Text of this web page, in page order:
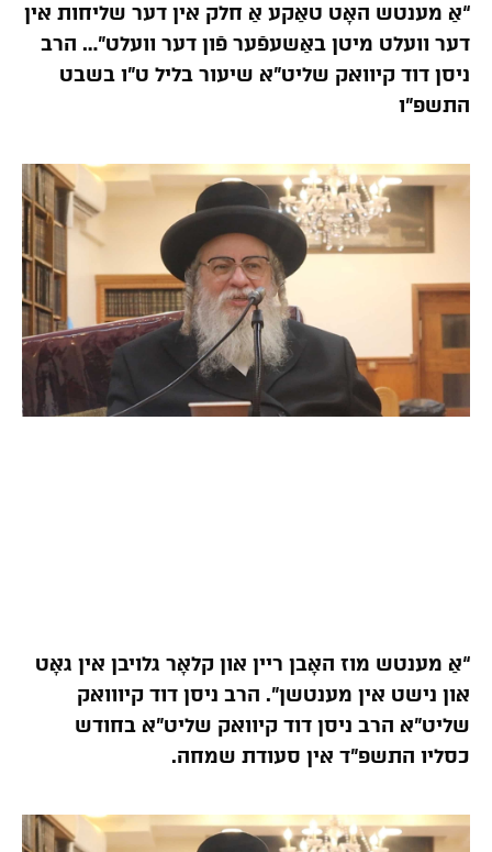
“אַ מענטש האָט טאַקע אַ חלק אין דער שליחות אין
דער וועלט מיטן באַשעפֿער פֿון דער וועלט”… הרב
ניסן דוד קיוואק שליט”א שיעור בליל ט”ו בשבט
התשפ”ו
“אַ מענטש מוז האָבן ריין און קלאָר גלויבן אין גאָט
און נישט אין מענטשן”. הרב ניסן דוד קיווואק
שליט”א הרב ניסן דוד קיוואק שליט”א בחודש
כסליו התשפ”ד אין סעודת שמחה.